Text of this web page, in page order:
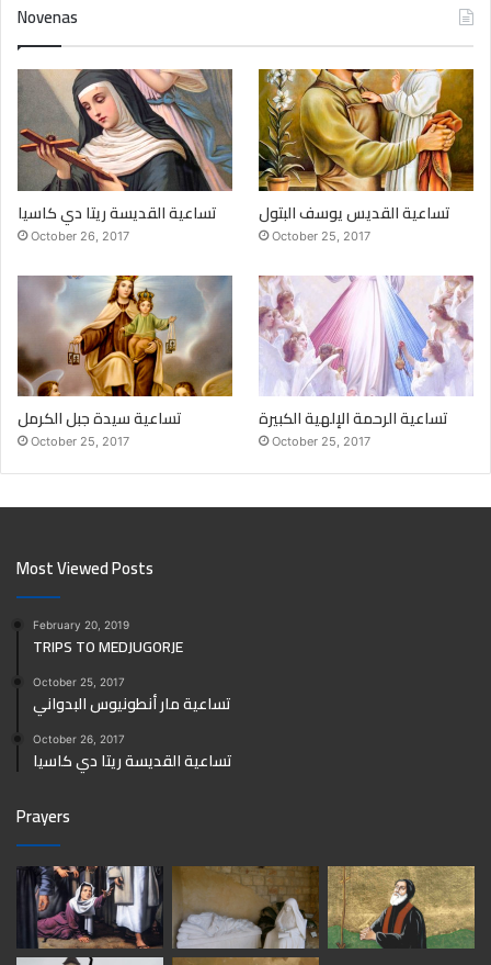
Novenas
تساعية القديسة ريتا دي كاسيا
October 26, 2017
تساعية القديس يوسف البتول
October 25, 2017
تساعية سيدة جبل الكرمل
October 25, 2017
تساعية الرحمة الإلهية الكبيرة
October 25, 2017
Most Viewed Posts
February 20, 2019
TRIPS TO MEDJUGORJE
October 25, 2017
تساعية مار أنطونيوس البدواني
October 26, 2017
تساعية القديسة ريتا دي كاسيا
Prayers